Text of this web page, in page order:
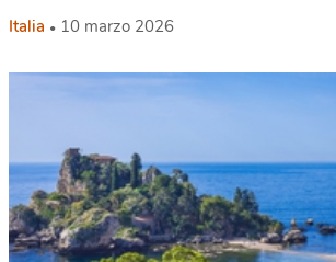
Italia 10 marzo 2026